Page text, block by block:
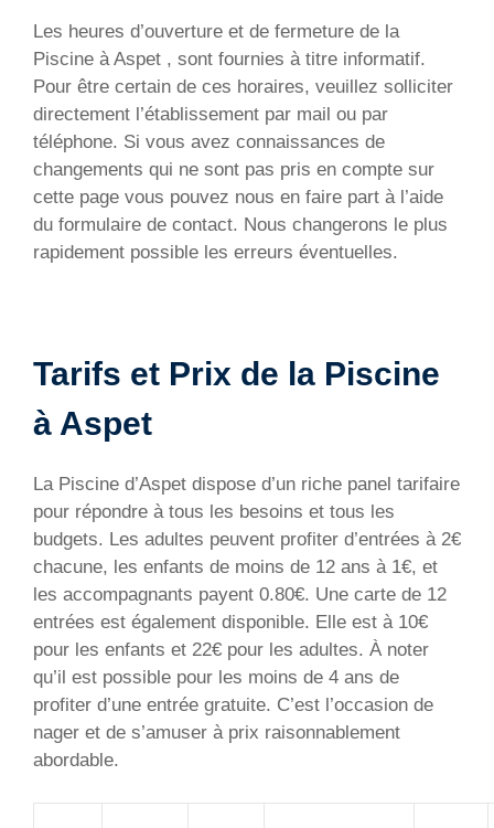
Les heures d’ouverture et de fermeture de la
Piscine à Aspet , sont fournies à titre informatif.
Pour être certain de ces horaires, veuillez solliciter
directement l’établissement par mail ou par
téléphone. Si vous avez connaissances de
changements qui ne sont pas pris en compte sur
cette page vous pouvez nous en faire part à l’aide
du formulaire de contact. Nous changerons le plus
rapidement possible les erreurs éventuelles.
Tarifs et Prix de la Piscine
à Aspet
La Piscine d’Aspet dispose d’un riche panel tarifaire
pour répondre à tous les besoins et tous les
budgets. Les adultes peuvent profiter d’entrées à 2€
chacune, les enfants de moins de 12 ans à 1€, et
les accompagnants payent 0.80€. Une carte de 12
entrées est également disponible. Elle est à 10€
pour les enfants et 22€ pour les adultes. À noter
qu’il est possible pour les moins de 4 ans de
profiter d’une entrée gratuite. C’est l’occasion de
nager et de s’amuser à prix raisonnablement
abordable.